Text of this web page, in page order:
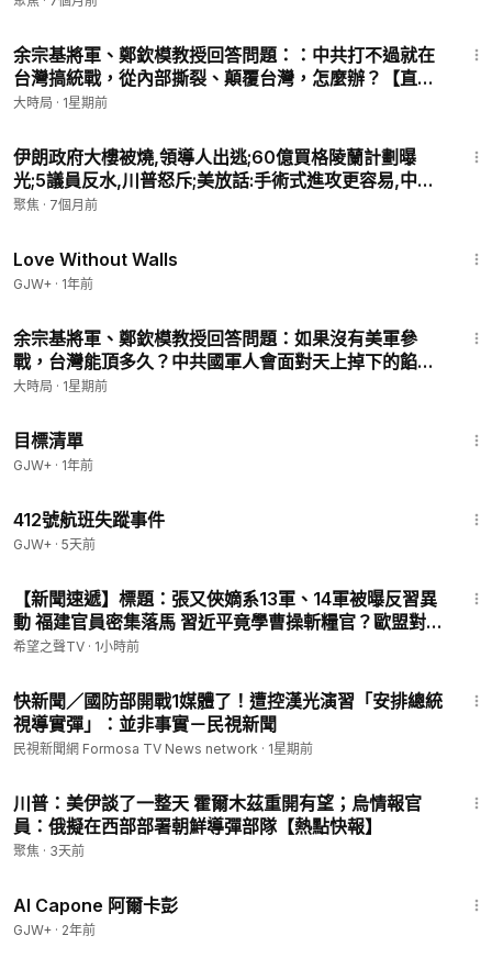
余宗基將軍、鄭欽模教授回答問題：：中共打不過就在
台灣搞統戰，從內部撕裂、顛覆台灣，怎麼辦？【直播
話題選粹】｜早安中國｜大時局 @GoodMorning-
大時局 · 1星期前
伊朗政府大樓被燒,領導人出逃;60億買格陵蘭計劃曝
光;5議員反水,川普怒斥;美放話:手術式進攻更容易,中南
海隱匿;習近平愛挪威的森林,真相驚悚.【今日綜
聚焦 · 7個月前
Love Without Walls
GJW+ · 1年前
余宗基將軍、鄭欽模教授回答問題：如果沒有美軍參
戰，台灣能頂多久？中共國軍人會面對天上掉下的餡餅
【直播話題選粹】｜早安中國｜大時局
大時局 · 1星期前
目標清單
GJW+ · 1年前
412號航班失蹤事件
GJW+ · 5天前
【新聞速遞】標題：張又俠嫡系13軍、14軍被曝反習異
動 福建官員密集落馬 習近平竟學曹操斬糧官？歐盟對中
祭硬手：穿透制裁中共供應鏈！【新聞速遞】
希望之聲TV · 1小時前
快新聞／國防部開戰1媒體了！遭控漢光演習「安排總統
視導實彈」：並非事實－民視新聞
民視新聞網 Formosa TV News network · 1星期前
川普：美伊談了一整天 霍爾木茲重開有望；烏情報官
員：俄擬在西部部署朝鮮導彈部隊【熱點快報】
聚焦 · 3天前
Al Capone 阿爾卡彭
GJW+ · 2年前